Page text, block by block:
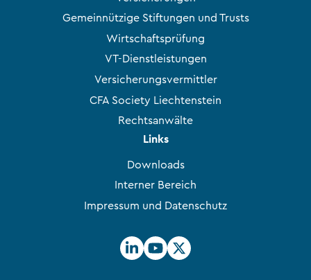
Gemeinnützige Stiftungen und Trusts
Wirtschaftsprüfung
VT-Dienstleistungen
Versicherungsvermittler
CFA Society Liechtenstein
Rechtsanwälte
Links
Downloads
Interner Bereich
Impressum und Datenschutz